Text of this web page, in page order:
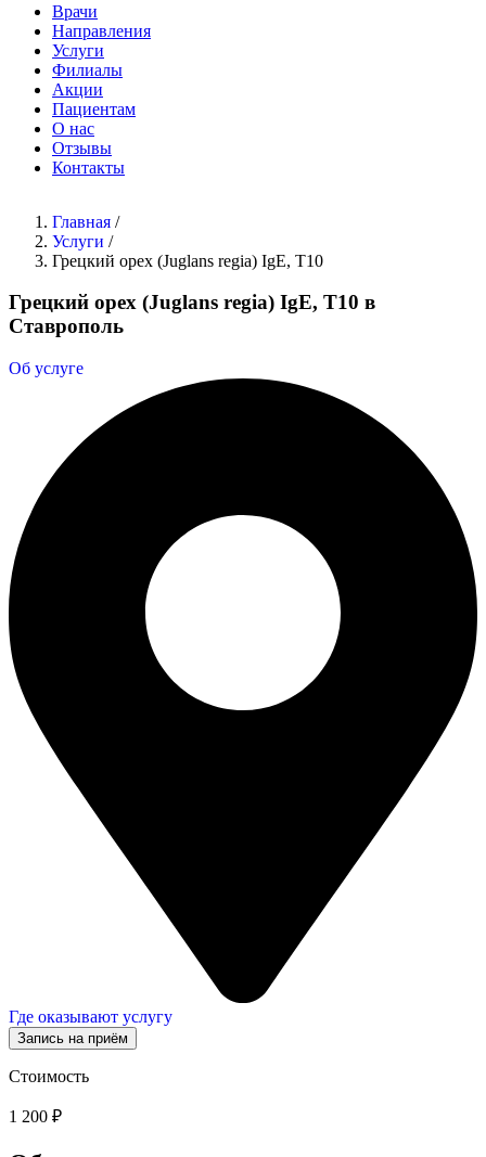
Врачи
Направления
Услуги
Филиалы
Акции
Пациентам
О нас
Отзывы
Контакты
Главная /
Услуги /
Грецкий орех (Juglans regia) IgE, T10
Грецкий орех (Juglans regia) IgE, T10 в
Ставрополь
Об услуге
Где оказывают услугу
Запись на приём
Стоимость
1 200 ₽